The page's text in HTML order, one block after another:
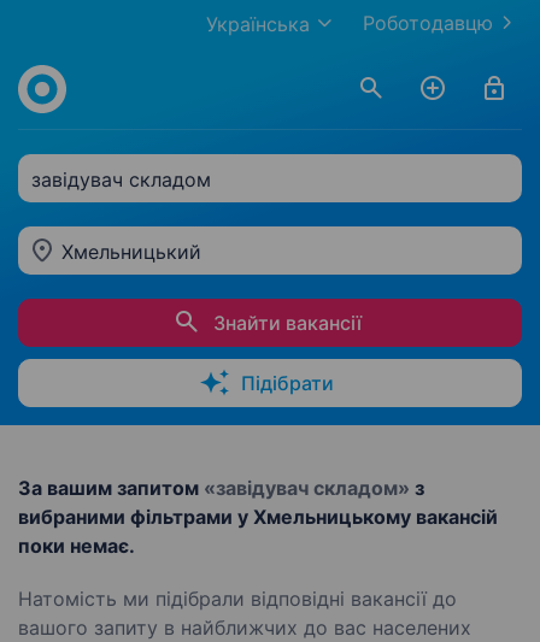
Роботодавцю
Українська
завідувач складом
Хмельницький
Знайти вакансії
Підібрати
За вашим запитом «завідувач складом» з
вибраними фільтрами у Хмельницькому вакансій
поки немає.
Натомість ми підібрали відповідні вакансії до
вашого запиту в найближчих до вас населених